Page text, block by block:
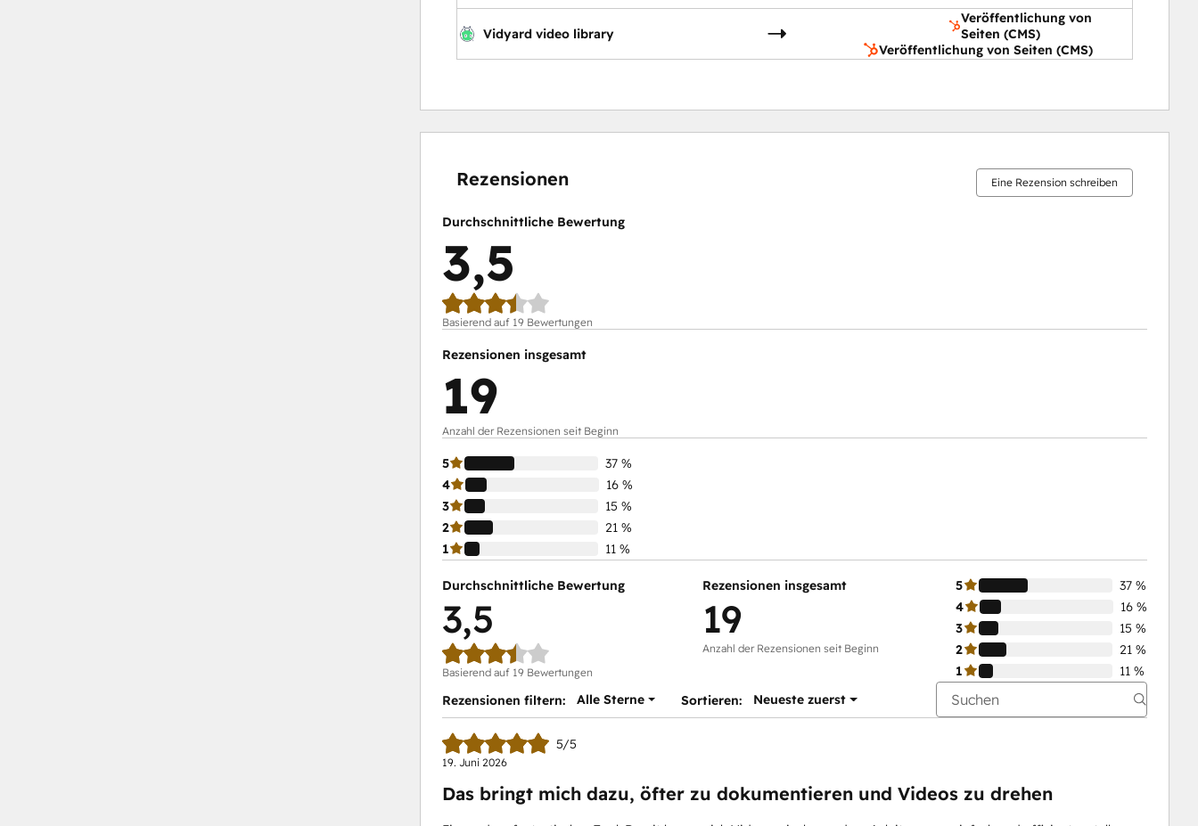
Vidyard video library
Veröffentlichung von
Seiten (CMS)
Veröffentlichung von Seiten (CMS)
Rezensionen Eine Rezension schreiben
Durchschnittliche Bewertung
3,5
Basierend auf 19 Bewertungen
Rezensionen insgesamt
19
Anzahl der Rezensionen seit Beginn
5
37 %
4
16 %
3
15 %
2
21 %
1
11 %
Durchschnittliche Bewertung
3,5
Basierend auf 19 Bewertungen
Rezensionen insgesamt
19
Anzahl der Rezensionen seit Beginn
5
37 %
4
16 %
3
15 %
2
21 %
1
11 %
Rezensionen filtern:
Alle Sterne Sortieren: Neueste zuerst
5/5
19. Juni 2026
Das bringt mich dazu, öfter zu dokumentieren und Videos zu drehen